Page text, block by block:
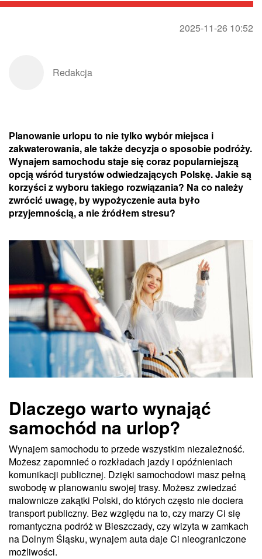
2025-11-26 10:52
Redakcja
Planowanie urlopu to nie tylko wybór miejsca i
zakwaterowania, ale także decyzja o sposobie podróży.
Wynajem samochodu staje się coraz popularniejszą
opcją wśród turystów odwiedzających Polskę. Jakie są
korzyści z wyboru takiego rozwiązania? Na co należy
zwrócić uwagę, by wypożyczenie auta było
przyjemnością, a nie źródłem stresu?
Dlaczego warto wynająć
samochód na urlop?
Wynajem samochodu to przede wszystkim niezależność.
Możesz zapomnieć o rozkładach jazdy i opóźnieniach
komunikacji publicznej. Dzięki samochodowi masz pełną
swobodę w planowaniu swojej trasy. Możesz zwiedzać
malownicze zakątki Polski, do których często nie dociera
transport publiczny. Bez względu na to, czy marzy Ci się
romantyczna podróż w Bieszczady, czy wizyta w zamkach
na Dolnym Śląsku, wynajem auta daje Ci nieograniczone
możliwości.